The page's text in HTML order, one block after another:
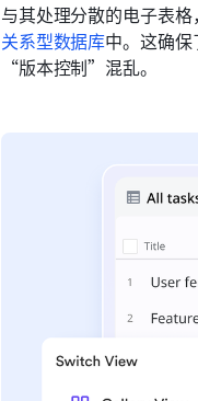
与其处理分散的电子表格，
关系型数据库中。这确
“版本控制”混乱。